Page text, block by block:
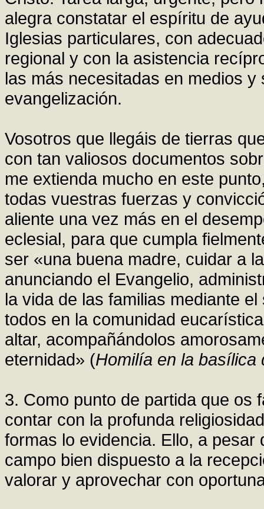
alegra constatar el espíritu de
Iglesias particulares, con
regional y con la asistencia
las más necesitadas en medios
evangelización.
Vosotros que llegáis de tierras
con tan valiosos documentos
me extienda mucho en este
todas vuestras fuerzas y
aliente una vez más en el
eclesial, para que cumpla
ser «una buena madre, cuidar a
anunciando el Evangelio,
la vida de las familias mediante
todos en la comunidad
altar, acompañándolos
eternidad» (Homilía en la basílica
3. Como punto de partida que os
contar con la profunda
formas lo evidencia. Ello, a
campo bien dispuesto a la
valorar y aprovechar con